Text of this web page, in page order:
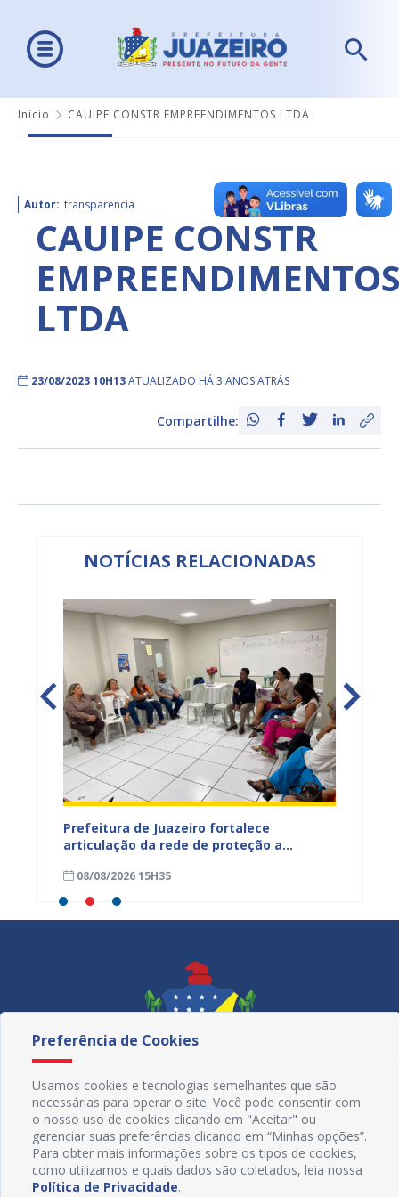
Início CAUIPE CONSTR EMPREENDIMENTOS LTDA
Autor: transparencia
CAUIPE CONSTR
LTDA
23/08/2023 10H13ATUALIZADO HÁ 3 ANOS ATRÁS
Compartilhe:
NOTÍCIAS RELACIONADAS
Prefeitura de Juazeiro fortalece
articulação da rede de proteção a
análoga à escravidão
08/08/2026 15H35
Redes Sociais
Preferência de Cookies
Usamos cookies e tecnologias semelhantes que são
necessárias para operar o site. Você pode consentir com
o nosso uso de cookies clicando em "Aceitar" ou
gerenciar suas preferências clicando em “Minhas opções”.
Para obter mais informações sobre os tipos de cookies,
como utilizamos e quais dados são coletados, leia nossa
Política de Privacidade.